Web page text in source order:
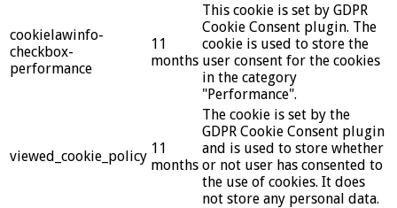
cookielawinfo-
checkbox-
performance
11
months
This cookie is set by GDPR
Cookie Consent plugin. The
cookie is used to store the
user consent for the cookies
in the category
"Performance".
viewed_cookie_policy 11
months
The cookie is set by the
GDPR Cookie Consent plugin
and is used to store whether
or not user has consented to
the use of cookies. It does
not store any personal data.